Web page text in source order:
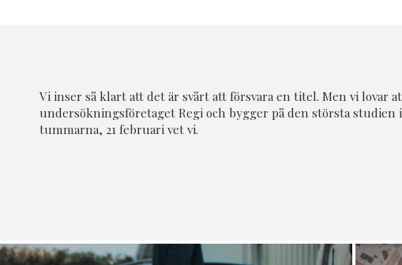
Vi inser så klart att det är svårt att försvara en titel. Men vi lovar
undersökningsföretaget Regi och bygger på den största
tummarna, 21 februari vet vi.